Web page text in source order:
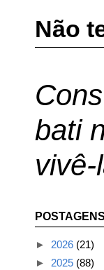
Não
bati
vivê-
► 2026 (21)
► 2025 (88)